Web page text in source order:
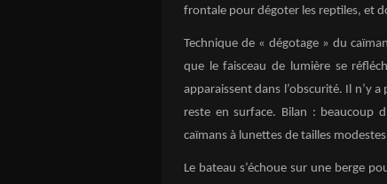
frontale pour dégoter les reptiles, et
Technique de « dégotage » du
que le faisceau de lumière se
apparaissent dans l’obscurité. Il n’y
reste en surface. Bilan : beaucoup
caïmans à lunettes de tailles
Le bateau s’échoue sur une berge